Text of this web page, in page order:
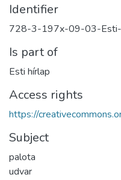
Identifier
728-3-197x-09-03-
Is part of
Esti hírlap
Access rights
https://
Subject
palota
udvar